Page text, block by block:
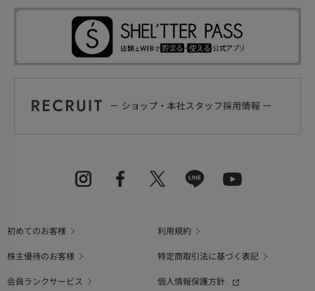
初めてのお客様
利用規約
株主優待のお客様
特定商取引法に基づく表記
会員ランクサービス
個人情報保護方針